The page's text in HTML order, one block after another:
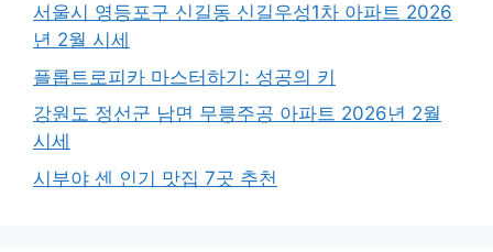
서울시 영등포구 신길동 신길우성1차 아파트 2026
년 2월 시세
플롭트로피카 마스터하기: 성공의 키
강원도 정선군 남면 무릉주공 아파트 2026년 2월
시세
시부야 센 인기 맛집 7곳 추천